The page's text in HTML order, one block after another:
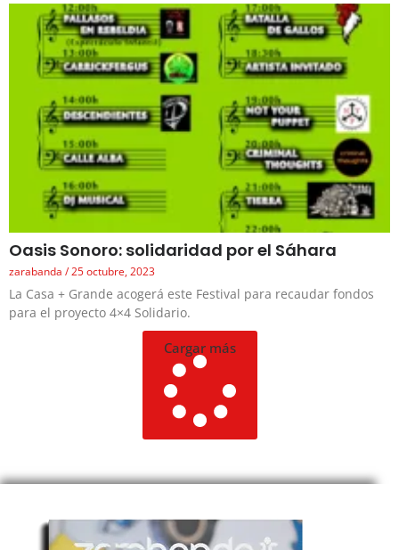
Oasis Sonoro: solidaridad por el Sáhara
zarabanda 25 octubre, 2023
La Casa + Grande acogerá este Festival para recaudar fondos
para el proyecto 4×4 Solidario.
Cargar más